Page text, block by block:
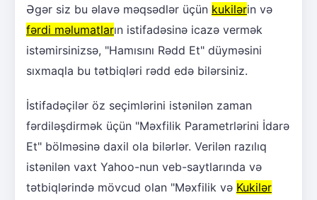
Əgər siz bu əlavə məqsədlər üçün kukilərin və
fərdi məlumatların istifadəsinə icazə vermək
istəmirsinizsə, "Hamısını Rədd Et" düyməsini
sıxmaqla bu tətbiqləri rədd edə bilərsiniz.
İstifadəçilər öz seçimlərini istənilən zaman
fərdiləşdirmək üçün "Məxfilik Parametrlərini İdarə
Et" bölməsinə daxil ola bilərlər. Verilən razılıq
istənilən vaxt Yahoo-nun veb-saytlarında və
tətbiqlərində mövcud olan "Məxfilik və Kukilər